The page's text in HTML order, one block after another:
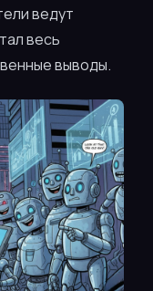
ведут
весь
выводы.